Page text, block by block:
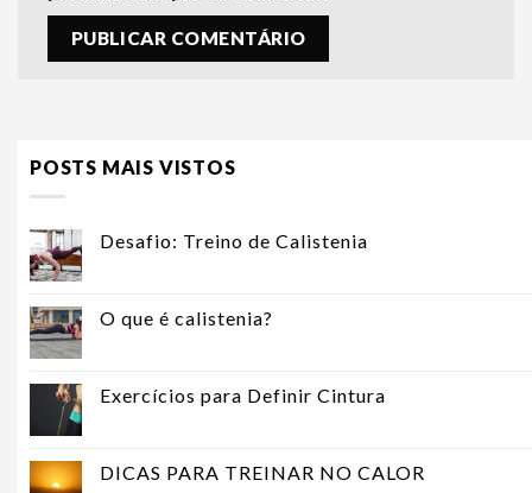
POSTS MAIS VISTOS
Desafio: Treino de Calistenia
O que é calistenia?
Exercícios para Definir Cintura
DICAS PARA TREINAR NO CALOR